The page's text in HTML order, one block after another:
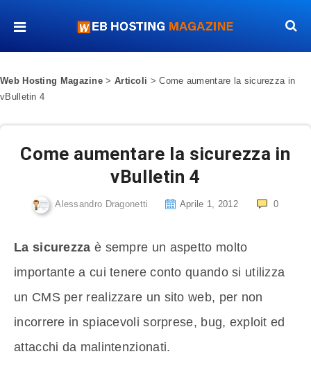
Web Hosting Magazine > Articoli >Come aumentare la sicurezza in
vBulletin 4
Come aumentare la sicurezza in
vBulletin 4
Alessandro Dragonetti Aprile 1, 2012 0
La sicurezza è sempre un aspetto molto
importante a cui tenere conto quando si utilizza
un CMS per realizzare un sito web, per non
incorrere in spiacevoli sorprese, bug, exploit ed
attacchi da malintenzionati.